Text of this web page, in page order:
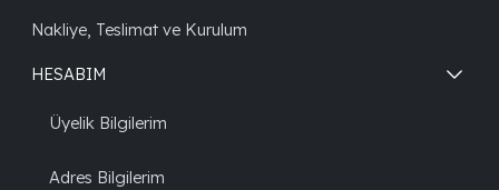
Nakliye, Teslimat ve Kurulum
HESABIM
Üyelik Bilgilerim
Adres Bilgilerim